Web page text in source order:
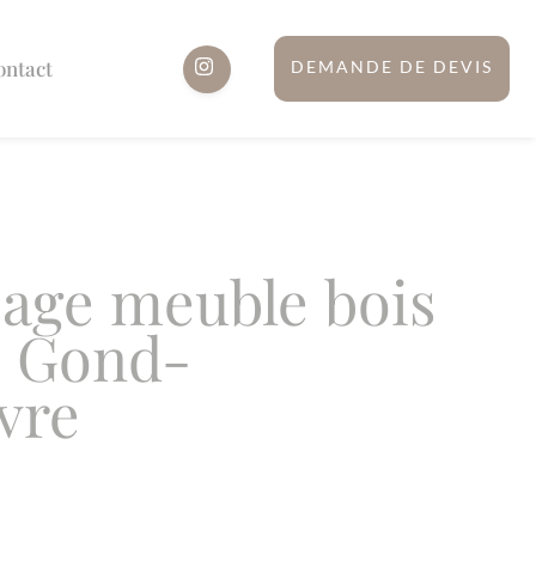
DEMANDE DE DEVIS
meuble bois
Gond-